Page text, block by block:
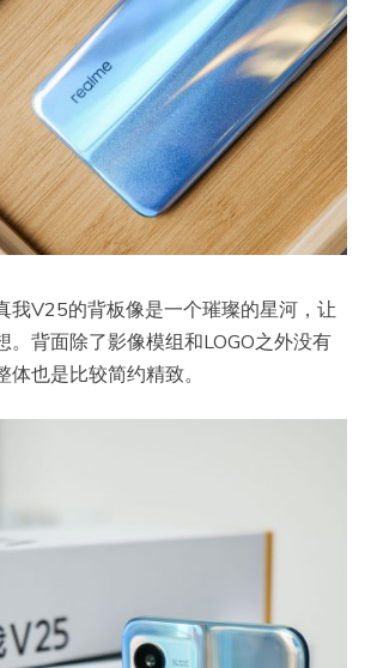
我V25的背板像是一个璀璨的星河，让
。背面除了影像模组和LOGO之外没有
体也是比较简约精致。